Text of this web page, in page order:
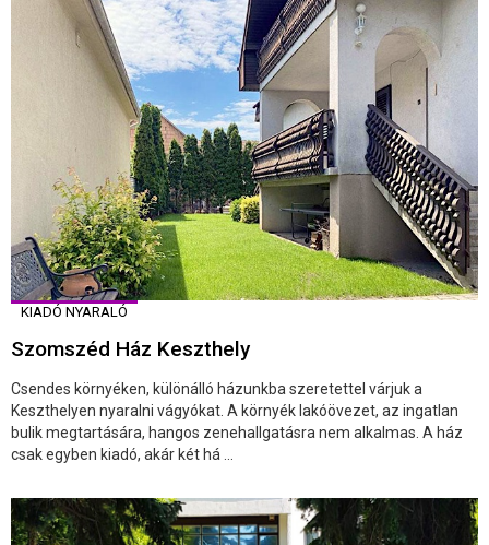
KIADÓ NYARALÓ
Szomszéd Ház Keszthely
Csendes környéken, különálló házunkba szeretettel várjuk a
Keszthelyen nyaralni vágyókat. A környék lakóövezet, az ingatlan
bulik megtartására, hangos zenehallgatásra nem alkalmas. A ház
csak egyben kiadó, akár két há ...